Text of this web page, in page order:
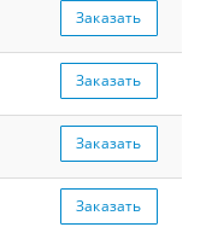
Заказать
Заказать
Заказать
Заказать